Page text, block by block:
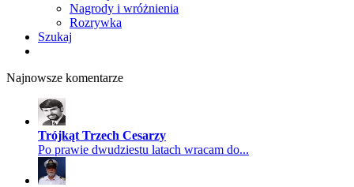
Nagrody i wróżnienia
Rozrywka
Szukaj
Najnowsze komentarze
Trójkąt Trzech Cesarzy
Po prawie dwudziestu latach wracam do...